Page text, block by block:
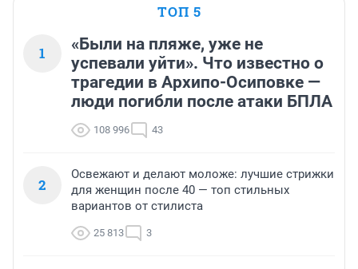
ТОП 5
1
«Были на пляже, уже не
успевали уйти». Что известно о
трагедии в Архипо-Осиповке —
люди погибли после атаки БПЛА
108 996 43
2
Освежают и делают моложе: лучшие стрижки
для женщин после 40 — топ стильных
вариантов от стилиста
25 813 3